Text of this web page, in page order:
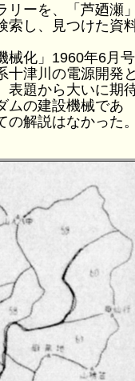
リーを、「芦廼瀬
索し、見つけた資
械化」1960年6月号
十津川の電源開発
表題から大いに期
ムの建設機械であ
の解説はなかった